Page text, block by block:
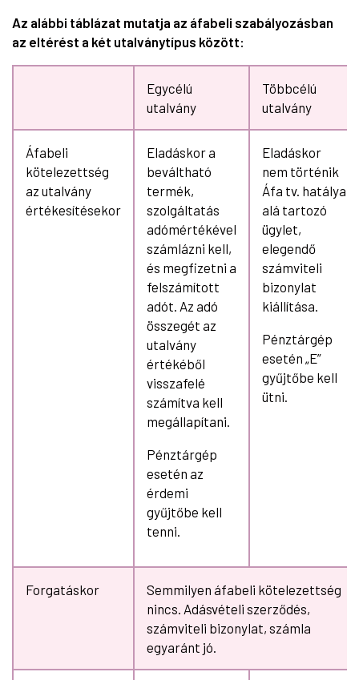
Az alábbi táblázat mutatja az áfabeli szabályozásban
az eltérést a két utalványtípus között:
Egycélú
utalvány
Többcélú
utalvány
Áfabeli
kötelezettség
az utalvány
értékesítésekor
Eladáskor a
beváltható
termék,
szolgáltatás
adómértékével
számlázni kell,
és megfizetni a
felszámított
adót. Az adó
összegét az
utalvány
értékéből
visszafelé
számítva kell
megállapítani.
Pénztárgép
esetén az
érdemi
gyűjtőbe kell
tenni.
Eladáskor
nem történik
Áfa tv. hatálya
alá tartozó
ügylet,
elegendő
számviteli
bizonylat
kiállítása.
Pénztárgép
esetén „E”
gyűjtőbe kell
ütni.
Forgatáskor
Semmilyen áfabeli kötelezettség
nincs. Adásvételi szerződés,
számviteli bizonylat, számla
egyaránt jó.